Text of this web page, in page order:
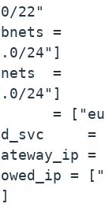
22"
=
24"]
=
24"]
=
=
=